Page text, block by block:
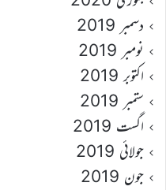
دسمبر 2019
نومبر 2019
اکتوبر 2019
ستمبر 2019
اگست 2019
جولائی 2019
جون 2019